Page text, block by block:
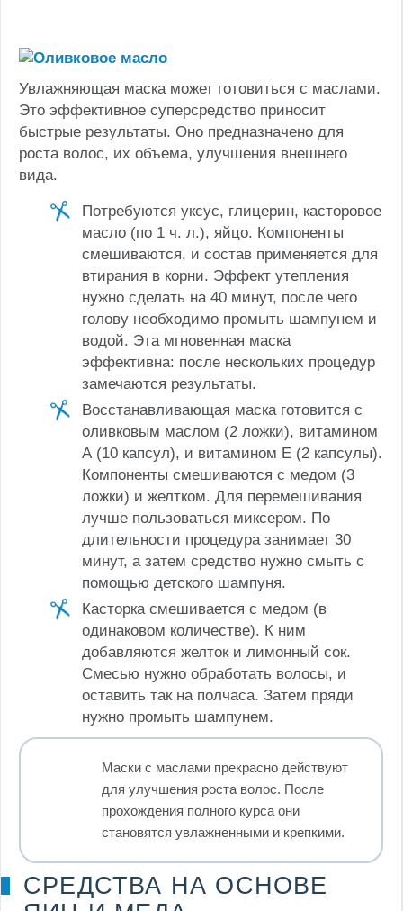
Увлажняющая маска может готовиться с маслами.
Это эффективное суперсредство приносит
быстрые результаты. Оно предназначено для
роста волос, их объема, улучшения внешнего
вида.
Потребуются уксус, глицерин, касторовое
масло (по 1 ч. л.), яйцо. Компоненты
смешиваются, и состав применяется для
втирания в корни. Эффект утепления
нужно сделать на 40 минут, после чего
голову необходимо промыть шампунем и
водой. Эта мгновенная маска
эффективна: после нескольких процедур
замечаются результаты.
Восстанавливающая маска готовится с
оливковым маслом (2 ложки), витамином
А (10 капсул), и витамином Е (2 капсулы).
Компоненты смешиваются с медом (3
ложки) и желтком. Для перемешивания
лучше пользоваться миксером. По
длительности процедура занимает 30
минут, а затем средство нужно смыть с
помощью детского шампуня.
Касторка смешивается с медом (в
одинаковом количестве). К ним
добавляются желток и лимонный сок.
Смесью нужно обработать волосы, и
оставить так на полчаса. Затем пряди
нужно промыть шампунем.
Маски с маслами прекрасно действуют
для улучшения роста волос. После
прохождения полного курса они
становятся увлажненными и крепкими.
СРЕДСТВА НА ОСНОВЕ